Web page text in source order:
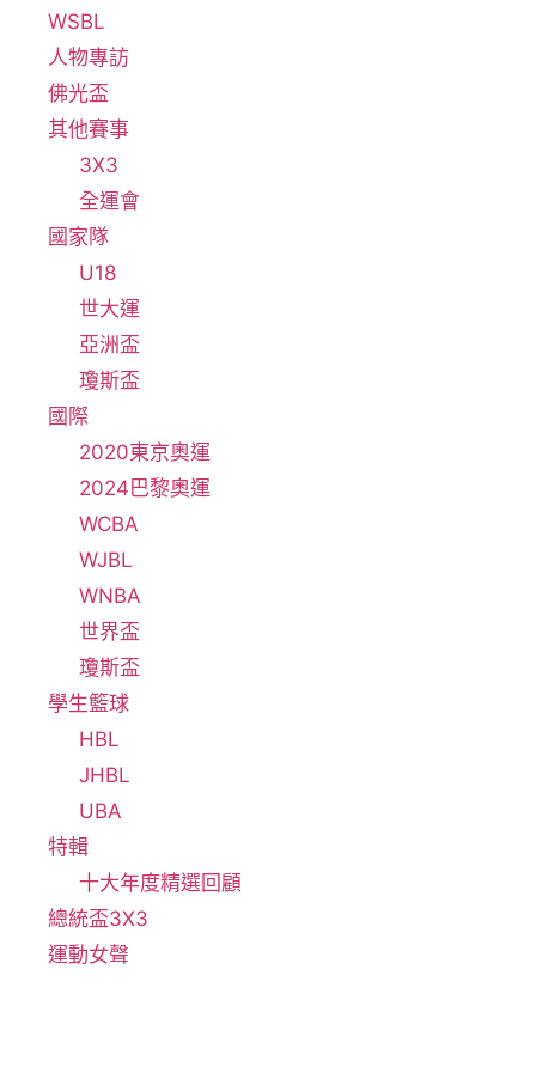
WSBL
人物專訪
佛光盃
其他賽事
3X3
全運會
國家隊
U18
世大運
亞洲盃
瓊斯盃
國際
2020東京奧運
2024巴黎奧運
WCBA
WJBL
WNBA
世界盃
瓊斯盃
學生籃球
HBL
JHBL
UBA
特輯
十大年度精選回顧
總統盃3X3
運動女聲